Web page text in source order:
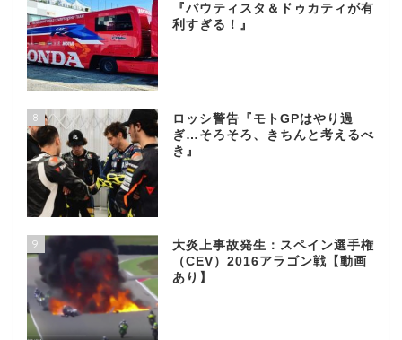
『バウティスタ＆ドゥカティが有
利すぎる！』
8
ロッシ警告『モトGPはやり過
ぎ…そろそろ、きちんと考えるべ
き』
9
大炎上事故発生：スペイン選手権
（CEV）2016アラゴン戦【動画
あり】